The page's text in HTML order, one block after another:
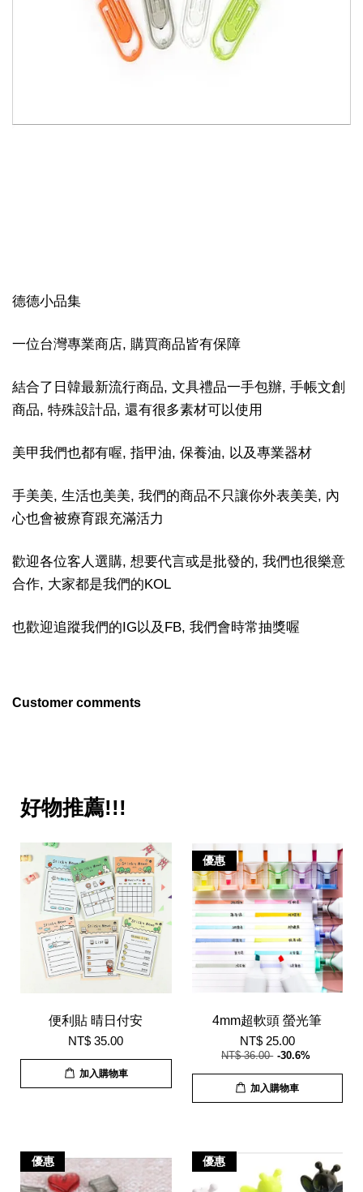
德德小品集
一位台灣專業商店, 購買商品皆有保障
結合了日韓最新流行商品, 文具禮品一手包辦, 手帳文創
商品, 特殊設計品, 還有很多素材可以使用
美甲我們也都有喔, 指甲油, 保養油, 以及專業器材
手美美, 生活也美美, 我們的商品不只讓你外表美美, 內
心也會被療育跟充滿活力
歡迎各位客人選購, 想要代言或是批發的, 我們也很樂意
合作, 大家都是我們的KOL
也歡迎追蹤我們的IG以及FB, 我們會時常抽獎喔
Customer comments
好物推薦!!!
便利貼 晴日付安
NT$ 35.00
加入購物車
優惠
4mm超軟頭 螢光筆
NT$ 25.00
NT$ 36.00 -30.6%
加入購物車
優惠 優惠